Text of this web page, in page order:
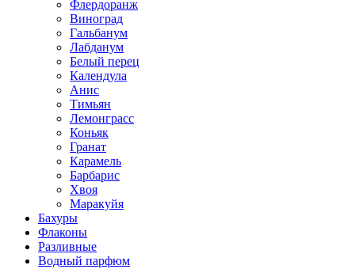
Флердоранж
Виноград
Гальбанум
Лабданум
Белый перец
Календула
Анис
Тимьян
Лемонграсс
Коньяк
Гранат
Карамель
Барбарис
Хвоя
Маракуйя
Бахуры
Флаконы
Разливные
Водный парфюм